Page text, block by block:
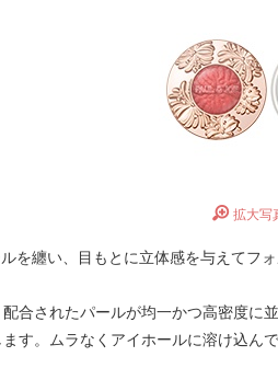
拡大写
を纏い、目もとに立体感を与えて
合されたパールが均一かつ高密度
す。ムラなくアイホールに溶け込